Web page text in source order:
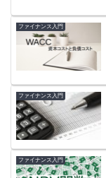
ファイナンス入門
ファイナンス入門
ファイナンス入門